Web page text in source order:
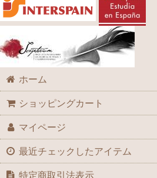
ホーム
ショッピングカート
マイページ
最近チェックしたアイテム
特定商取引法表示